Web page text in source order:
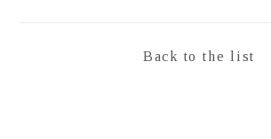
Back to the list